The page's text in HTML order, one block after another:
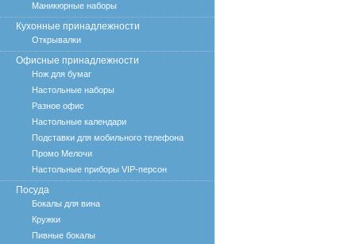
Маникюрные наборы
Кухонные принадлежности
Открывалки
Офисные принадлежности
Нож для бумаг
Настольные наборы
Разное офис
Настольные календари
Подставки для мобильного телефона
Промо Мелочи
Настольные приборы VIP-персон
Посуда
Бокалы для вина
Кружки
Пивные бокалы